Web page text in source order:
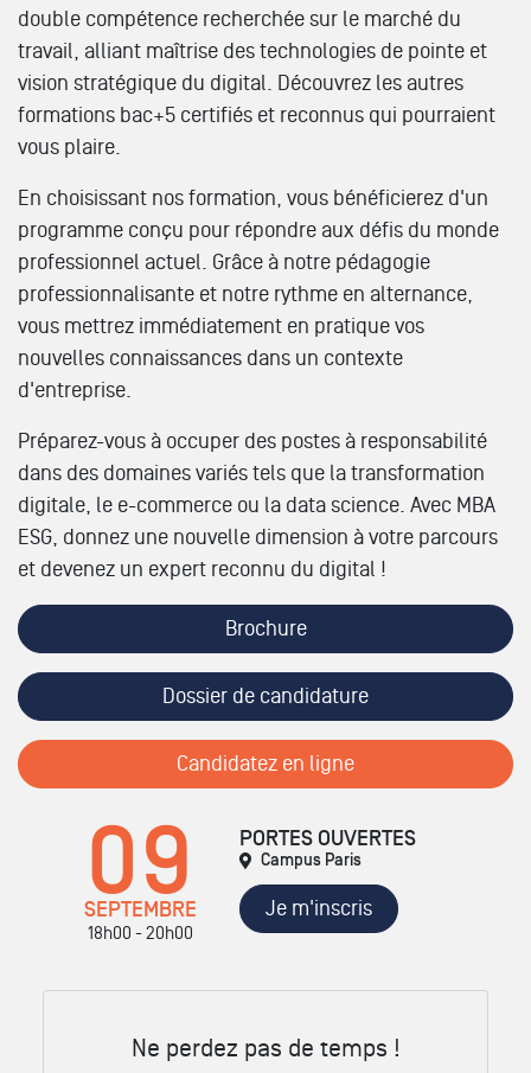
double compétence recherchée sur le marché du
travail, alliant maîtrise des technologies de pointe et
vision stratégique du digital. Découvrez les autres
formations bac+5 certifiés et reconnus qui pourraient
vous plaire.
En choisissant nos formation, vous bénéficierez d'un
programme conçu pour répondre aux défis du monde
professionnel actuel. Grâce à notre pédagogie
professionnalisante et notre rythme en alternance,
vous mettrez immédiatement en pratique vos
nouvelles connaissances dans un contexte
d'entreprise.
Préparez-vous à occuper des postes à responsabilité
dans des domaines variés tels que la transformation
digitale, le e-commerce ou la data science. Avec MBA
ESG, donnez une nouvelle dimension à votre parcours
et devenez un expert reconnu du digital !
Brochure
Dossier de candidature
Candidatez en ligne
09
SEPTEMBRE
18h00 - 20h00
PORTES OUVERTES
Campus Paris
Je m'inscris
Ne perdez pas de temps !